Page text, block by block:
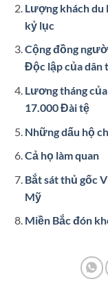
Lượng khách du
kỷ lục
Cộng đồng
Độc lập của dân
Lương tháng
17.000 Đài tệ
Những dấu hộ
Cả họ làm quan
Bắt sát thủ gốc
Mỹ
Miền Bắc đón